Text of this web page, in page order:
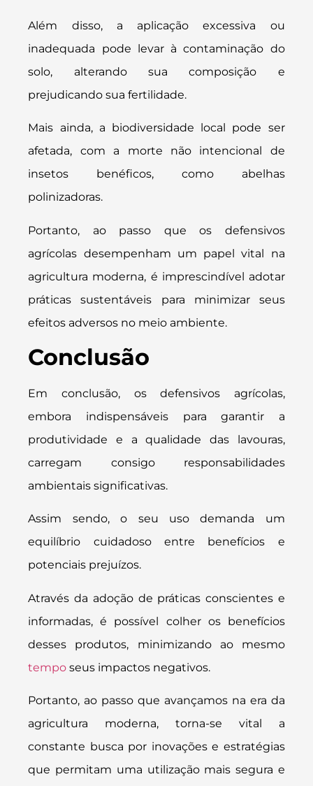
Além disso, a aplicação excessiva ou
inadequada pode levar à contaminação do
solo, alterando sua composição e
prejudicando sua fertilidade.
Mais ainda, a biodiversidade local pode ser
afetada, com a morte não intencional de
insetos benéficos, como abelhas
polinizadoras.
Portanto, ao passo que os defensivos
agrícolas desempenham um papel vital na
agricultura moderna, é imprescindível adotar
práticas sustentáveis para minimizar seus
efeitos adversos no meio ambiente.
Conclusão
Em conclusão, os defensivos agrícolas,
embora indispensáveis para garantir a
produtividade e a qualidade das lavouras,
carregam consigo responsabilidades
ambientais significativas.
Assim sendo, o seu uso demanda um
equilíbrio cuidadoso entre benefícios e
potenciais prejuízos.
Através da adoção de práticas conscientes e
informadas, é possível colher os benefícios
desses produtos, minimizando ao mesmo
tempo seus impactos negativos.
Portanto, ao passo que avançamos na era da
agricultura moderna, torna-se vital a
constante busca por inovações e estratégias
que permitam uma utilização mais segura e